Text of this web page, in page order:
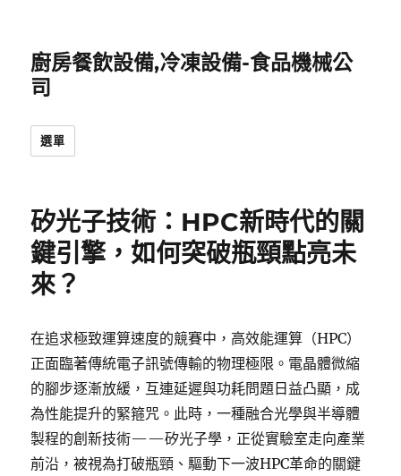
廚房餐飲設備,冷凍設備-食品機械公
司
選單
矽光子技術：HPC新時代的關
鍵引擎，如何突破瓶頸點亮未
來？
在追求極致運算速度的競賽中，高效能運算（HPC）
正面臨著傳統電子訊號傳輸的物理極限。電晶體微縮
的腳步逐漸放緩，互連延遲與功耗問題日益凸顯，成
為性能提升的緊箍咒。此時，一種融合光學與半導體
製程的創新技術——矽光子學，正從實驗室走向產業
前沿，被視為打破瓶頸、驅動下一波HPC革命的關鍵